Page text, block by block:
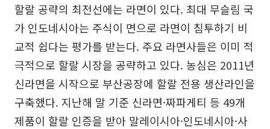
할랄 공략의 최전선에는 라면이 있다. 최대 무슬림 국
가 인도네시아는 주식이 면으로 라면이 침투하기 비
교적 쉽다는 평가를 받는다. 주요 라면사들은 이미 적
극적으로 할랄 시장을 공략하고 있다. 농심은 2011년
신라면을 시작으로 부산공장에 할랄 전용 생산라인을
구축했다. 지난해 말 기준 신라면·짜파게티 등 49개
제품이 할랄 인증을 받아 말레이시아·인도네시아·사